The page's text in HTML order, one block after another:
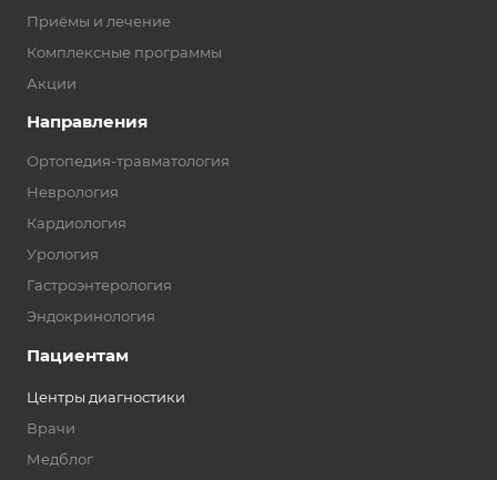
Приёмы и лечение
Комплексные программы
Акции
Направления
Ортопедия-травматология
Неврология
Кардиология
Урология
Гастроэнтерология
Эндокринология
Пациентам
Центры диагностики
Врачи
Медблог